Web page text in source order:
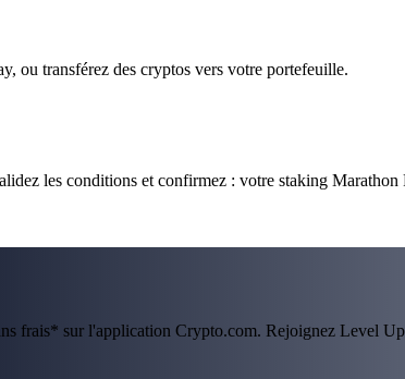
ou transférez des cryptos vers votre portefeuille.
les conditions et confirmez : votre staking Marathon
frais* sur l'application Crypto.com. Rejoignez Level